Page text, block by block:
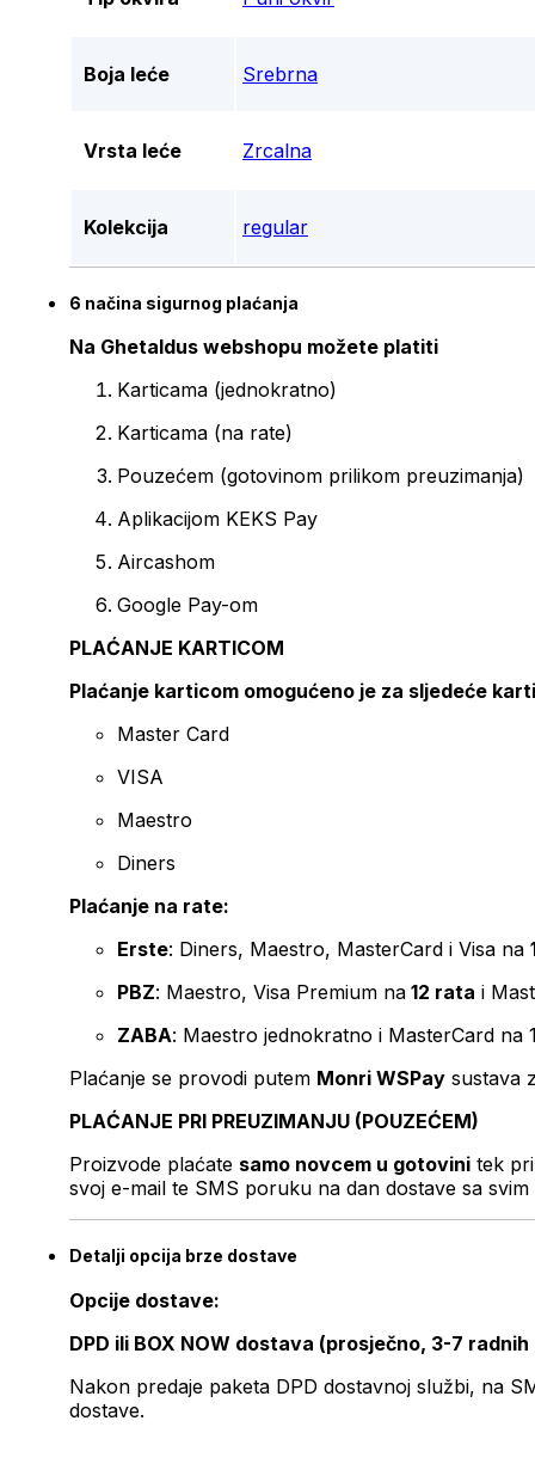
Boja leće Srebrna
Vrsta leće Zrcalna
Kolekcija regular
6 načina sigurnog plaćanja
Na Ghetaldus webshopu možete platiti
Karticama (jednokratno)
Karticama (na rate)
Pouzećem (gotovinom prilikom preuzimanja)
Aplikacijom KEKS Pay
Aircashom
Google Pay-om
PLAĆANJE KARTICOM
Plaćanje karticom omogućeno je za sljedeće
Master Card
VISA
Maestro
Diners
Plaćanje na rate:
Erste: Diners, Maestro, MasterCard i Visa na
PBZ: Maestro, Visa Premium na 12 rata i
ZABA: Maestro jednokratno i MasterCard na
Plaćanje se provodi putem Monri WSPay sustava
PLAĆANJE PRI PREUZIMANJU (POUZEĆEM)
Proizvode plaćate samo novcem u gotovini tek
svoj e-mail te SMS poruku na dan dostave sa svim
Detalji opcija brze dostave
Opcije dostave:
DPD ili BOX NOW dostava (prosječno, 3-7 radnih
Nakon predaje paketa DPD dostavnoj službi, na
dostave.